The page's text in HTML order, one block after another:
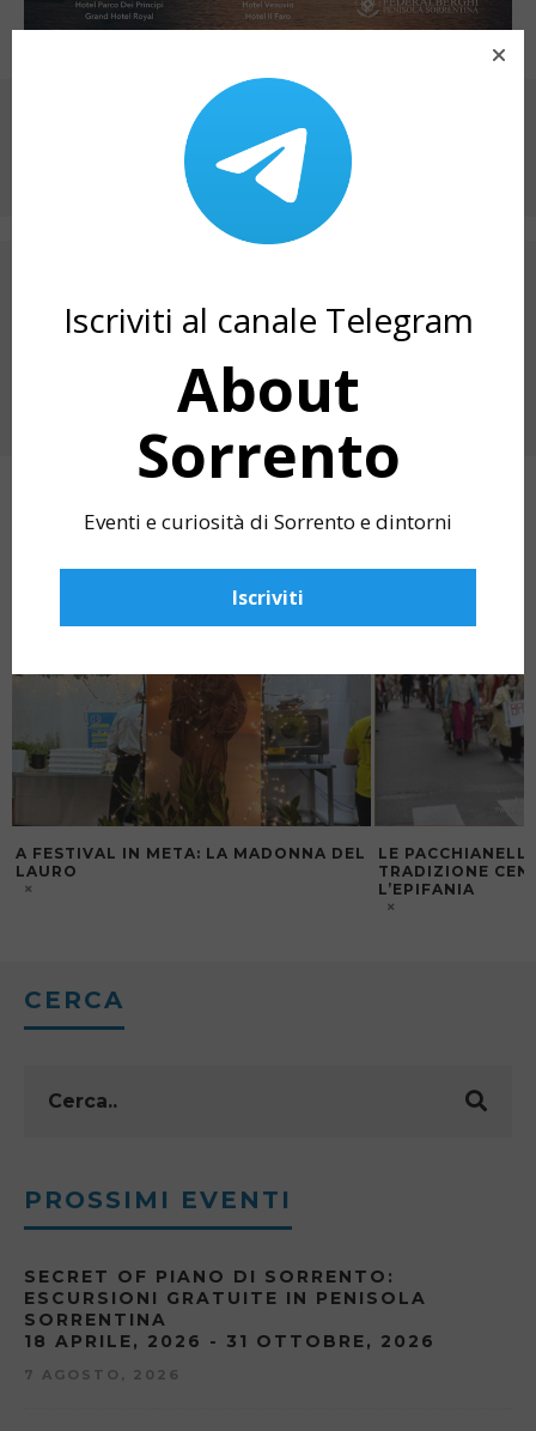
CONDIVIDI SU
PROGRAMMA E INFO UTILI
PROSSIMO ARTICOLO
LE SAGRE DI AGOSTO IN PENISOLA
ARTICOLI CORRELATI
A FESTIVAL IN META: LA MADONNA DEL
LAURO
LE
TRADIZIONE
L’EPIFANIA
CERCA
PROSSIMI EVENTI
SECRET OF PIANO DI SORRENTO:
ESCURSIONI GRATUITE IN PENISOLA
SORRENTINA
18 APRILE, 2026 - 31 OTTOBRE, 2026
7 AGOSTO, 2026
Iscriviti al canale Telegram
About
Sorrento
Eventi e curiosità di Sorrento e dintorni
Iscriviti